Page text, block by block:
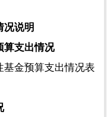
说明
支出情况
金预算支出情况表